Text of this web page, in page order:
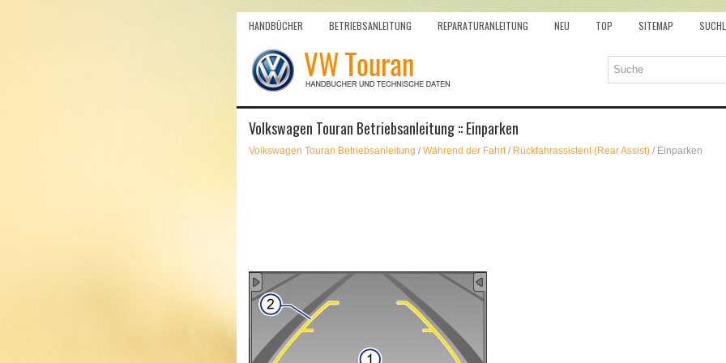
HANDBÜCHER BETRIEBSANLEITUNG REPARATURANLEITUNG NEU TOP SITEMAP
Volkswagen Touran Betriebsanleitung :: Einparken
Volkswagen Touran Betriebsanleitung / Während der Fahrt/ Rückfahrassistent (Rear Assist) / Einparken